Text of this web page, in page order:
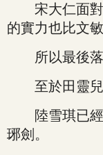
宋大仁面對
的實力也比文
所以最後落
至於田靈兒
陸雪琪已經
琊劍。